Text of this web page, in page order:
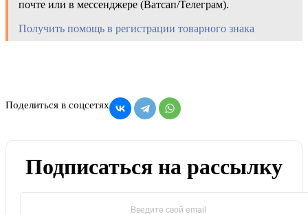
почте или в мессенджере (Ватсап/Телеграм).
Получить помощь в регистрации товарного знака
Поделиться в соцсетях
Подписаться на рассылку